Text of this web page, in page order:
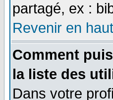
partagé, ex :
Revenir en haut
Comment
la liste des
Dans votre